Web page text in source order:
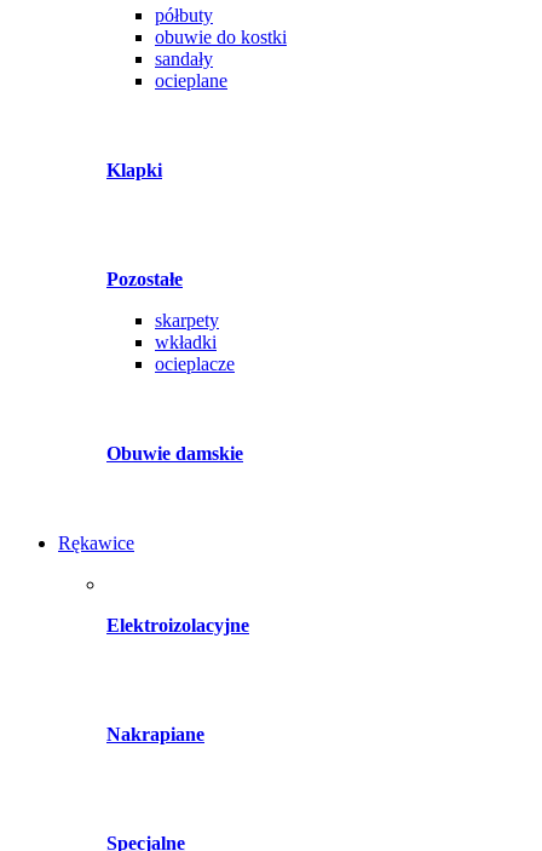
półbuty
obuwie do kostki
sandały
ocieplane
Klapki
Pozostałe
skarpety
wkładki
ocieplacze
Obuwie damskie
Rękawice
Elektroizolacyjne
Nakrapiane
Specjalne